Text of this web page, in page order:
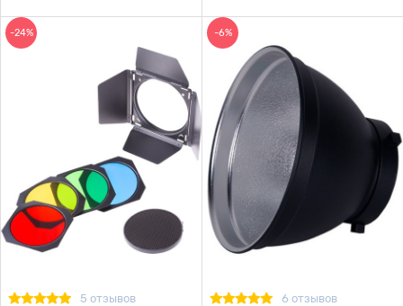
-24%
5 отзывов
-6%
6 отзывов